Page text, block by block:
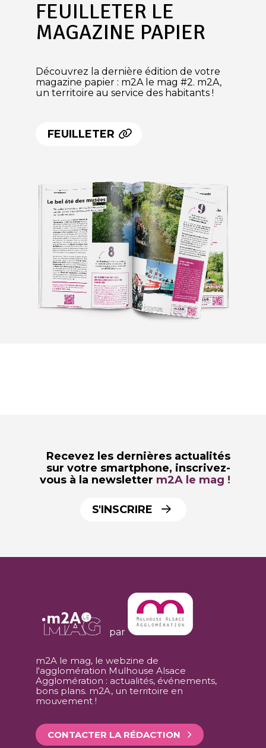
FEUILLETER LE
MAGAZINE PAPIER
Découvrez la dernière édition de votre
magazine papier : m2A le mag #2. m2A,
un territoire au service des habitants !
FEUILLETER
Recevez les dernières actualités
sur votre smartphone, inscrivez-
vous à la newsletter m2A le mag !
S'INSCRIRE
par
m2A le mag, le webzine de
l'agglomération Mulhouse Alsace
Agglomération : actualités, événements,
bons plans. m2A, un territoire en
mouvement !
CONTACTER LA RÉDACTION